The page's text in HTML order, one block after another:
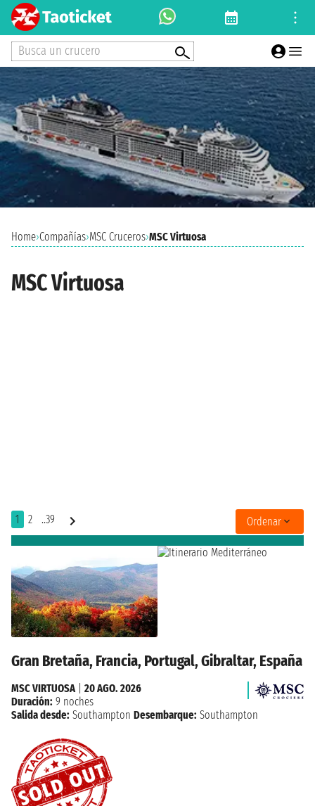
Busca un crucero
Home›Compañías›MSC Cruceros›MSC Virtuosa
MSC Virtuosa
1 2 ..39 Ordenar
Gran Bretaña, Francia, Portugal, Gibraltar, España
MSC VIRTUOSA
20 AGO. 2026
Duración: 9 noches
Salida desde: Southampton Desembarque: Southampton